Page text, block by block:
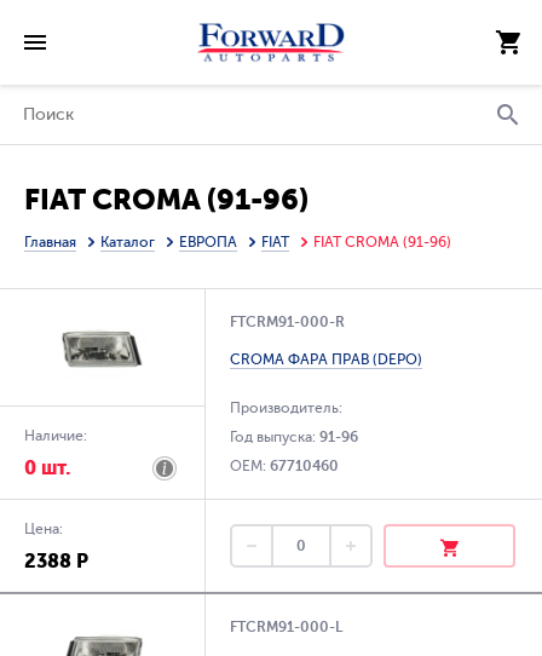
FIAT CROMA (91-96)
Главная Каталог ЕВРОПА FIAT FIAT CROMA (91-96)
Наличие:
0 шт.
FTCRM91-000-R
CROMA ФАРА ПРАВ (DEPO)
Производитель:
Год выпуска:91-96
OEM:67710460
Цена:
2388 Р
FTCRM91-000-L